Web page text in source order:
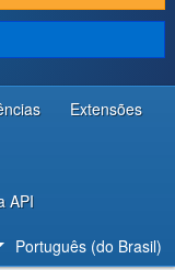
Extensões
API
Português (do Brasil)